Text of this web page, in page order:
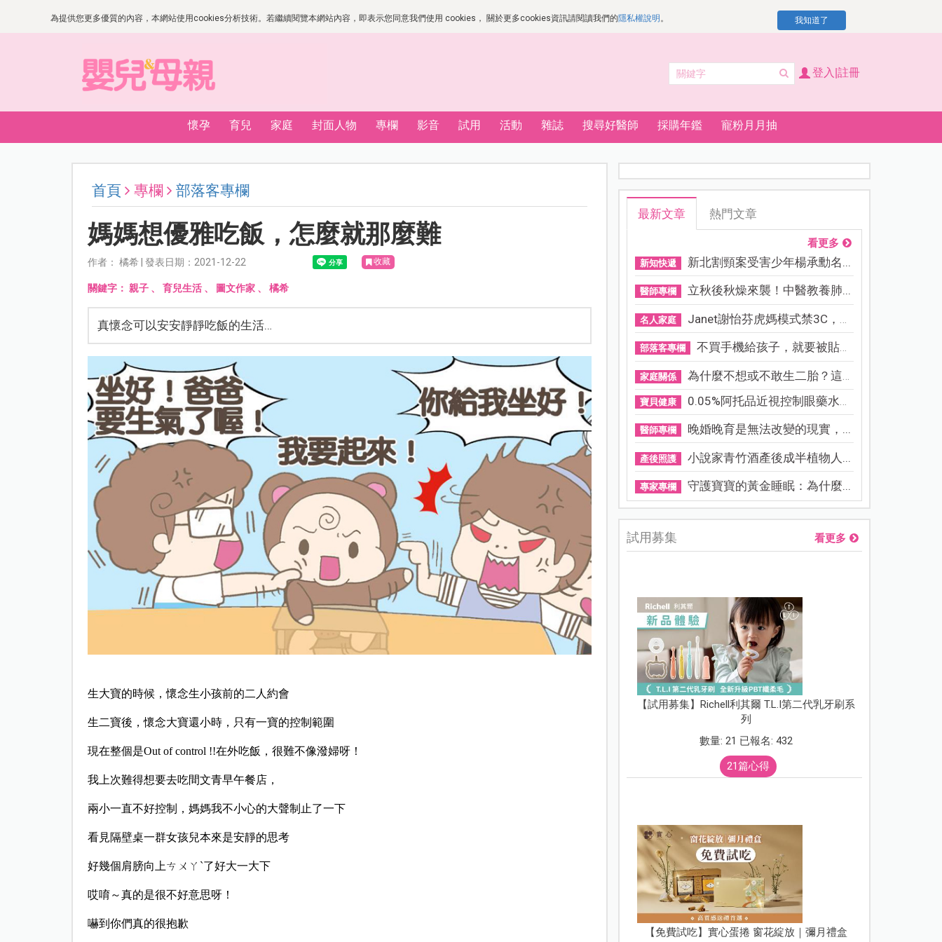
為提供您更多優質的內容，本網站使用cookies分析技術。若繼續閱覽本網站內容，即表示您同意我們使用 cookies， 關於更多cookies資訊請閱讀我們的隱私權說明 。 我知道了
登入|註冊
懷孕 育兒 家庭 封面人物 專欄 影音 試用 活動 雜誌 搜尋好醫師 採購年鑑 寵粉月月抽
首頁 專欄 部落客專欄
媽媽想優雅吃飯，怎麼就那麼難
作者： 橘希 | 發表日期：2021-12-22 收藏
關鍵字： 親子、 育兒生活、 圖文作家、 橘希
真懷念可以安安靜靜吃飯的生活…
生大寶的時候，懷念生小孩前的二人約會
生二寶後，懷念大寶還小時，只有一寶的控制範圍
現在整個是Out of control !!在外吃飯，很難不像潑婦呀！
我上次難得想要去吃間文青早午餐店，
兩小一直不好控制，媽媽我不小心的大聲制止了一下
看見隔壁桌一群女孩兒本來是安靜的思考
好幾個肩膀向上ㄘㄨㄚˋ了好大一大下
哎唷～真的是很不好意思呀！
嚇到你們真的很抱歉
最新文章 熱門文章
看更多
新知快遞 新北割頸案受害少年楊承勳名...
醫師專欄 立秋後秋燥來襲！中醫教養肺...
名人家庭 Janet謝怡芬虎媽模式禁3C，看...
部落客專欄 不買手機給孩子，就要被貼「...
家庭關係 為什麼不想或不敢生二胎？這8...
寶貝健康 0.05%阿托品近視控制眼藥水納...
醫師專欄 晚婚晚育是無法改變的現實，...
產後照護 小說家青竹酒產後成半植物人...
專家專欄 守護寶寶的黃金睡眠：為什麼...
試用募集 看更多
【試用募集】Richell利其爾 T.L.I第二代乳牙刷系
列
數量: 21 已報名: 432
21篇心得
【免費試吃】實心蛋捲 窗花綻放｜彌月禮盒